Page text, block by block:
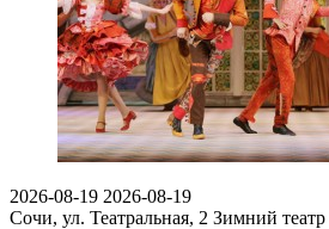
2026-08-19 2026-08-19
Сочи, ул. Театральная, 2 Зимний театр